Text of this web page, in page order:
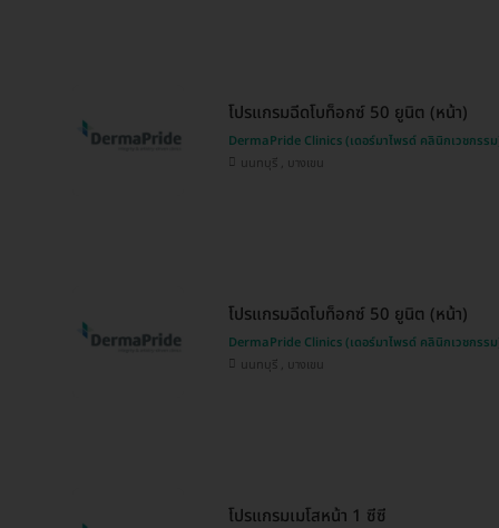
โปรแกรมฉีดโบท็อกซ์ 50 ยูนิต (หน้า)
DermaPride Clinics (เดอร์มาไพรด์ คลินิกเวชกรร
นนทบุรี , บางเขน
โปรแกรมฉีดโบท็อกซ์ 50 ยูนิต (หน้า)
DermaPride Clinics (เดอร์มาไพรด์ คลินิกเวชกรร
นนทบุรี , บางเขน
โปรแกรมเมโสหน้า 1 ซีซี